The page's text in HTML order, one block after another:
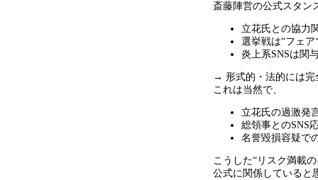
斎藤陣営の公式スタン
立花氏との協力
選挙戦は“フェア
炎上系SNSは関
→ 形式的・法的には完
これは当然で、
立花氏の過激発
総領事とのSNS
名誉毀損容疑で
こうした“ リスク満載
公式に関係していると